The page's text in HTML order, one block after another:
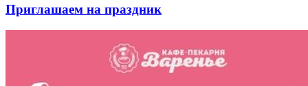
Приглашаем на праздник